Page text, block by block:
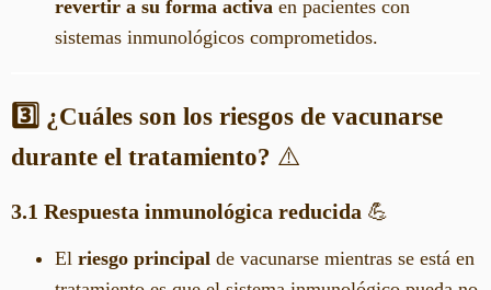
revertir a su forma activa en pacientes con
sistemas inmunológicos comprometidos.
3️⃣ ¿Cuáles son los riesgos de vacunarse
durante el tratamiento? ⚠️
3.1 Respuesta inmunológica reducida 💪
El riesgo principal de vacunarse mientras se está en